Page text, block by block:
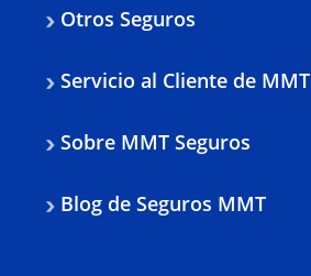
Otros Seguros
Servicio al Cliente de MMT
Sobre MMT Seguros
Blog de Seguros MMT